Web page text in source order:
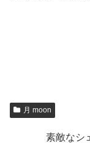
月 moon
素敵なシ